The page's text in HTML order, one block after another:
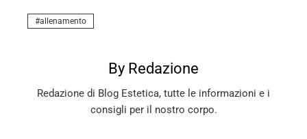
allenamento
By Redazione
Redazione di Blog Estetica, tutte le informazioni e i
consigli per il nostro corpo.